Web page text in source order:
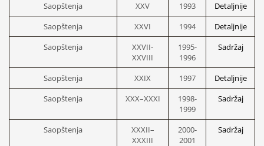
Saopštenja
XXV 1993
Detaljnije
Saopštenja
XXVI 1994
Detaljnije
Saopštenja
XXVII-
XXVIII
1995-
1996
Sadržaj
Saopštenja XXIX 1997
Detaljnije
Saopštenja
XXX–XXXI
1998-
1999
Sadržaj
Saopštenja
XXXII–
XXXIII
2000-
2001
Sadržaj